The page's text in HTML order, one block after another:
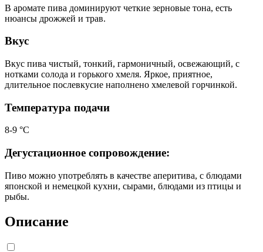
В аромате пива доминируют четкие зерновые тона, есть
нюансы дрожжей и трав.
Вкус
Вкус пива чистый, тонкий, гармоничный, освежающий, с
нотками солода и горького хмеля. Яркое, приятное,
длительное послевкусие наполнено хмелевой горчинкой.
Температура подачи
8-9 °С
Дегустационное сопровождение:
Пиво можно употреблять в качестве аперитива, с блюдами
японской и немецкой кухни, сырами, блюдами из птицы и
рыбы.
Описание